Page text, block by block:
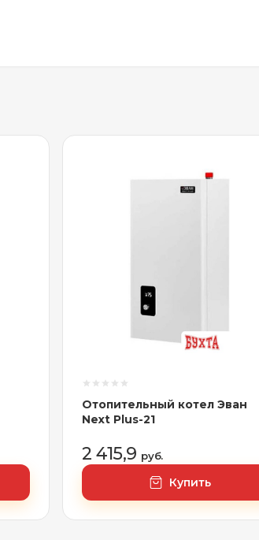
Отопительный котел Эван
Next Plus-21
2 415,9 руб.
Купить